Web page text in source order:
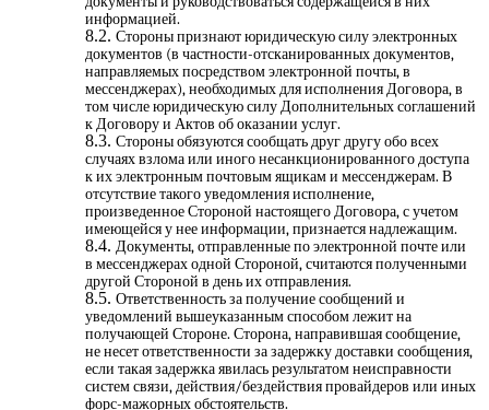
информацией.
Стороны признают юридическую силу электронных
документов (в частности-отсканированных документов,
направляемых посредством электронной почты, в
мессенджерах), необходимых для исполнения Договора, в
том числе юридическую силу Дополнительных соглашений
к Договору и Актов об оказании услуг.
Стороны обязуются сообщать друг другу обо всех
случаях взлома или иного несанкционированного доступа
к их электронным почтовым ящикам и мессенджерам. В
отсутствие такого уведомления исполнение,
произведенное Стороной настоящего Договора, с учетом
имеющейся у нее информации, признается надлежащим.
Документы, отправленные по электронной почте или
в мессенджерах одной Стороной, считаются полученными
другой Стороной в день их отправления.
Ответственность за получение сообщений и
уведомлений вышеуказанным способом лежит на
получающей Стороне. Сторона, направившая сообщение,
не несет ответственности за задержку доставки сообщения,
если такая задержка явилась результатом неисправности
систем связи, действия/бездействия провайдеров или иных
форс-мажорных обстоятельств.